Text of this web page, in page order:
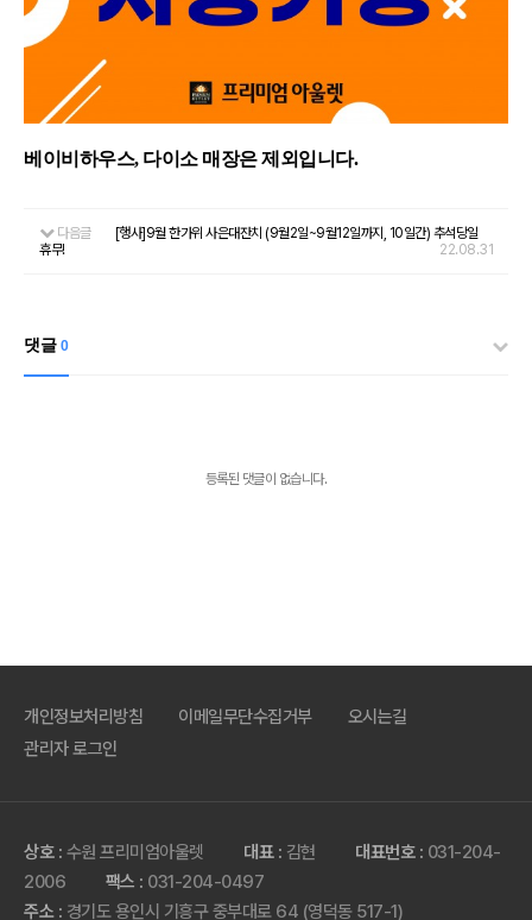
베이비하우스, 다이소 매장은 제외입니다.
다음글
[행사]9월 한가위 사은대잔치 (9월2일~9월12일까지, 10일간) 추석당일
휴무!
22.08.31
댓글 0
등록된 댓글이 없습니다.
개인정보처리방침 이메일무단수집거부
오시는길
관리자 로그인
상호 : 수원 프리미엄아울렛 대표 : 김현 대표번호 : 031-204-
2006
팩스 : 031-204-0497
주소 : 경기도 용인시 기흥구 중부대로 64 (영덕동 517-1)